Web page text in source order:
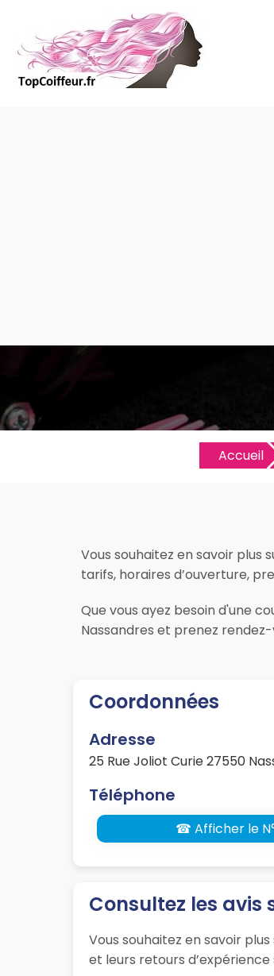
Accueil
Vous souhaitez en savoir plus
tarifs, horaires d’ouverture,
Que vous ayez besoin d'une
Nassandres et prenez
Coordonnées
Adresse
25 Rue Joliot Curie 27550
Téléphone
☎ Afficher le
Consultez les avis
Vous souhaitez en savoir
et leurs retours